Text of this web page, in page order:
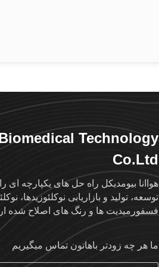
Technology
Co.Ltd
هواانا بیومدیکل راه حل های یکپارچه ای
توسعه، تولید و بازاریابی نوکلئوزیدها،
فسفورمیدیت ها و رنگ های اصلاح شده
ما هر چه زودتر باهاتون تماس ميگيريم